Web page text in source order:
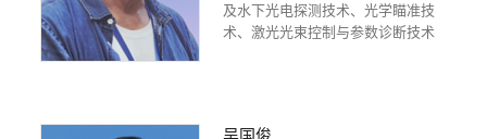
及水下光电探测技术、光学瞄准技
术、激光光束控制与参数诊断技术
吴国俊